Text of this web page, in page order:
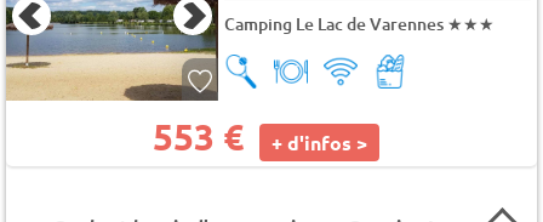
Camping Le Lac de Varennes ★★★
553 € + d'infos >